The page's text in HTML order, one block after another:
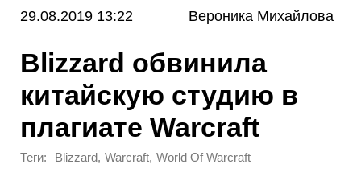
29.08.2019 13:22 Вероника Михайлова
Blizzard обвинила
китайскую студию в
плагиате Warcraft
Теги: Blizzard, Warcraft, World Of Warcraft